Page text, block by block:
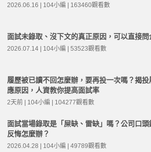
2026.06.16 | 104小編 | 163460觀看數
面試未錄取、沒下文的真正原因，可以直接問
2026.07.14 | 104小編 | 53523觀看數
履歷被已讀不回怎麼辦，要再投一次嗎？揭投
應原因，人資教你提高面試率
2天前 | 104小編 | 104277觀看數
面試當場錄取是「屎缺、雷缺」嗎？公司口頭
反悔怎麼辦？
2026.04.28 | 104小編 | 49789觀看數